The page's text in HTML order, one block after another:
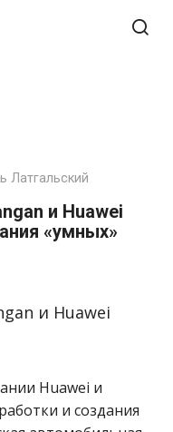
Латгальский
и Huawei
«умных»
и Huawei
Huawei и
и создания